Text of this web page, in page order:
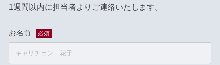
1週間以内に担当者よりご連絡いたします。
お名前 必須